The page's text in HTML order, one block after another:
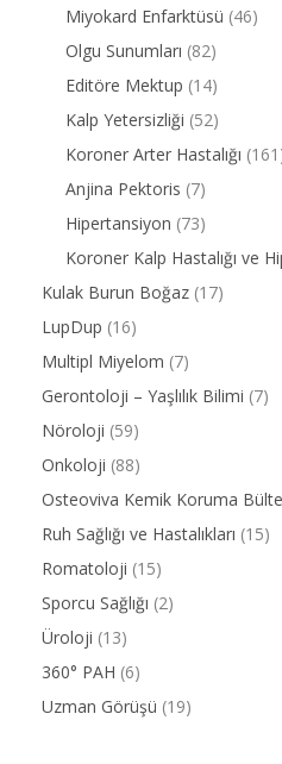
Miyokard Enfarktüsü (46)
Olgu Sunumları (82)
Editöre Mektup (14)
Kalp Yetersizliği (52)
Koroner Arter Hastalığı
Anjina Pektoris (7)
Hipertansiyon (73)
Koroner Kalp Hastalığı ve
Kulak Burun Boğaz (17)
LupDup (16)
Multipl Miyelom (7)
Gerontoloji – Yaşlılık Bilimi (7)
Nöroloji (59)
Onkoloji (88)
Osteoviva Kemik Koruma
Ruh Sağlığı ve Hastalıkları (15)
Romatoloji (15)
Sporcu Sağlığı (2)
Üroloji (13)
360° PAH (6)
Uzman Görüşü (19)